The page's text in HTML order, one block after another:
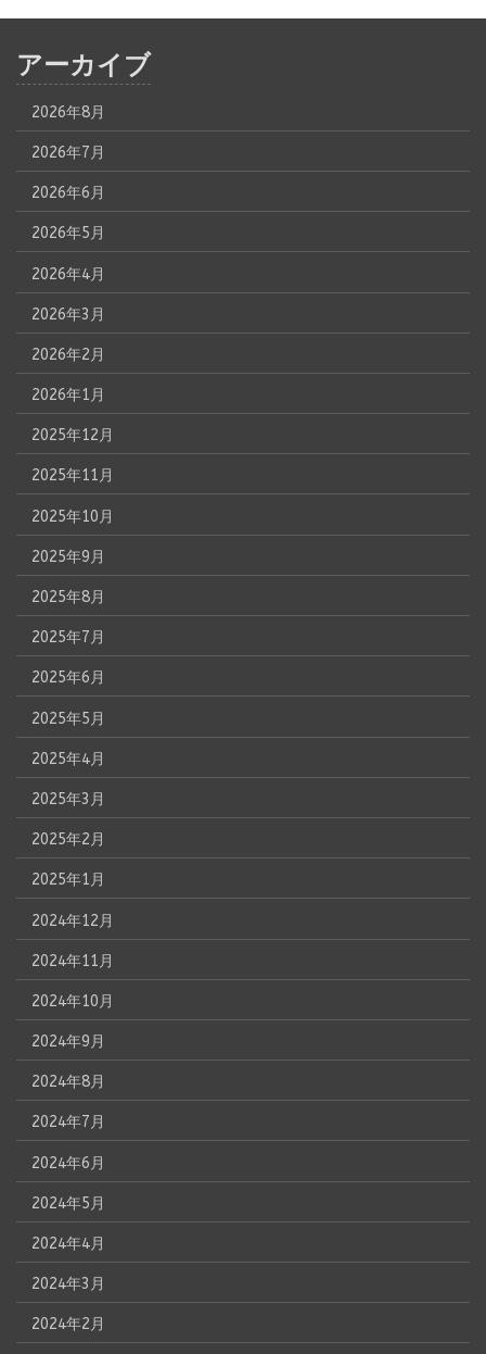
アーカイブ
2026年8月
2026年7月
2026年6月
2026年5月
2026年4月
2026年3月
2026年2月
2026年1月
2025年12月
2025年11月
2025年10月
2025年9月
2025年8月
2025年7月
2025年6月
2025年5月
2025年4月
2025年3月
2025年2月
2025年1月
2024年12月
2024年11月
2024年10月
2024年9月
2024年8月
2024年7月
2024年6月
2024年5月
2024年4月
2024年3月
2024年2月